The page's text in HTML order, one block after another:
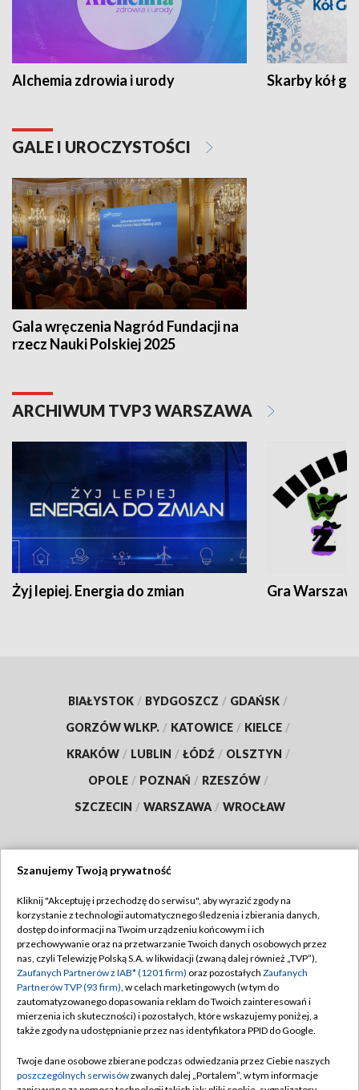
Alchemia zdrowia i urody Skarby kół
GALE I UROCZYSTOŚCI
Gala wręczenia Nagród Fundacji na
rzecz Nauki Polskiej 2025
ARCHIWUM TVP3 WARSZAWA
Żyj lepiej. Energia do zmian Gra
BIAŁYSTOK / BYDGOSZCZ / GDAŃSK /
GORZÓW WLKP. / KATOWICE / KIELCE /
KRAKÓW / LUBLIN / ŁÓDŹ / OLSZTYN /
OPOLE / POZNAŃ / RZESZÓW /
SZCZECIN / WARSZAWA / WROCŁAW
TVP
Abonament TVP
Emisja w TVP
Centrum informacji TVP
Naziemna Telewizja Cyfrowa
Rada Programowa
Regulamin TVP
Polityka prywatności
Moje zgody
Pomoc
Kontakt
Szanujemy Twoją prywatność
Kliknij "Akceptuję i przechodzę do serwisu", aby wyrazić zgody na
korzystanie z technologii automatycznego śledzenia i zbierania danych,
dostęp do informacji na Twoim urządzeniu końcowym i ich
przechowywanie oraz na przetwarzanie Twoich danych osobowych przez
nas, czyli Telewizję Polską S.A. w likwidacji (zwaną dalej również „TVP”),
Zaufanych Partnerów z IAB* (1201 firm) oraz pozostałych Zaufanych
Partnerów TVP (93 firm), w celach marketingowych (w tym do
zautomatyzowanego dopasowania reklam do Twoich zainteresowań i
mierzenia ich skuteczności) i pozostałych, które wskazujemy poniżej, a
także zgody na udostępnianie przez nas identyfikatora PPID do Google.
Twoje dane osobowe zbierane podczas odwiedzania przez Ciebie naszych
poszczególnych serwisówzwanych dalej „Portalem”, w tym informacje